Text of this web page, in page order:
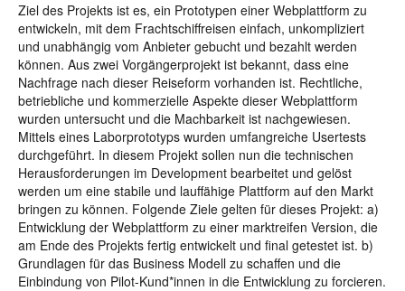
Ziel des Projekts ist es, ein Prototypen einer Webplattform zu
entwickeln, mit dem Frachtschiffreisen einfach, unkompliziert
und unabhängig vom Anbieter gebucht und bezahlt werden
können. Aus zwei Vorgängerprojekt ist bekannt, dass eine
Nachfrage nach dieser Reiseform vorhanden ist. Rechtliche,
betriebliche und kommerzielle Aspekte dieser Webplattform
wurden untersucht und die Machbarkeit ist nachgewiesen.
Mittels eines Laborprototyps wurden umfangreiche Usertests
durchgeführt. In diesem Projekt sollen nun die technischen
Herausforderungen im Development bearbeitet und gelöst
werden um eine stabile und lauffähige Plattform auf den Markt
bringen zu können. Folgende Ziele gelten für dieses Projekt: a)
Entwicklung der Webplattform zu einer marktreifen Version, die
am Ende des Projekts fertig entwickelt und final getestet ist. b)
Grundlagen für das Business Modell zu schaffen und die
Einbindung von Pilot-Kund*innen in die Entwicklung zu forcieren.